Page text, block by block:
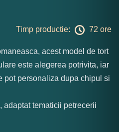
Timp productie: 72 ore
acest model de tort
este alegerea potrivita, iar
pot personaliza dupa chipul si
adaptat tematicii petrecerii